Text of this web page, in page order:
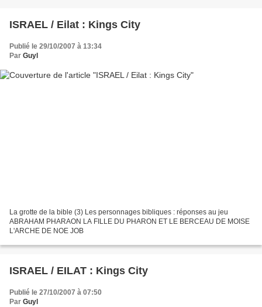
ISRAEL / Eilat : Kings City
Publié le 29/10/2007 à 13:34
Par Guyl
La grotte de la bible (3) Les personnages bibliques : réponses au jeu
ABRAHAM PHARAON LA FILLE DU PHARON ET LE BERCEAU DE MOISE
L'ARCHE DE NOE JOB
ISRAEL / EILAT : Kings City
Publié le 27/10/2007 à 07:50
Par Guyl